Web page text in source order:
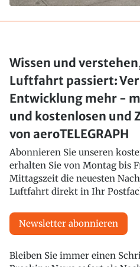
Wissen und
Luftfahrt passiert:
Entwicklung mehr -
und kostenlosen und
von aeroTELEGRAPH
Abonnieren Sie unseren
erhalten Sie von Montag bis
Mittagszeit die neuesten
Luftfahrt direkt in Ihr
Newsletter abonnieren
Bleiben Sie immer einen